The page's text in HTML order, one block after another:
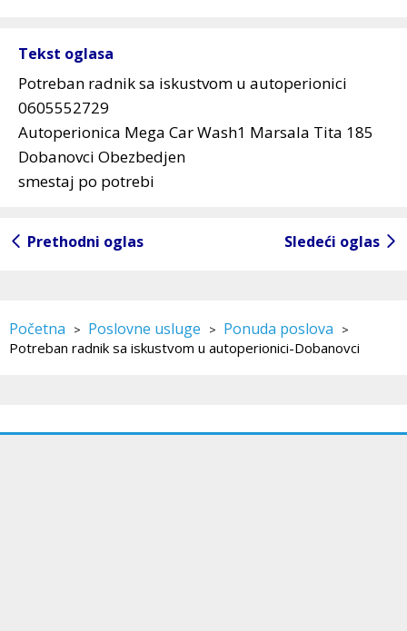
Tekst oglasa
Potreban radnik sa iskustvom u autoperionici
0605552729
Autoperionica Mega Car Wash1 Marsala Tita 185
Dobanovci Obezbedjen
smestaj po potrebi
Prethodni oglas Sledeći oglas
Početna > Poslovne usluge > Ponuda poslova >
Potreban radnik sa iskustvom u autoperionici-Dobanovci